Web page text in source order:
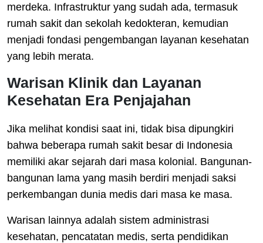
merdeka. Infrastruktur yang sudah ada, termasuk
rumah sakit dan sekolah kedokteran, kemudian
menjadi fondasi pengembangan layanan kesehatan
yang lebih merata.
Warisan Klinik dan Layanan
Kesehatan Era Penjajahan
Jika melihat kondisi saat ini, tidak bisa dipungkiri
bahwa beberapa rumah sakit besar di Indonesia
memiliki akar sejarah dari masa kolonial. Bangunan-
bangunan lama yang masih berdiri menjadi saksi
perkembangan dunia medis dari masa ke masa.
Warisan lainnya adalah sistem administrasi
kesehatan, pencatatan medis, serta pendidikan